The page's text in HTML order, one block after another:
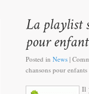
Posted in News |
chansons pour
Il